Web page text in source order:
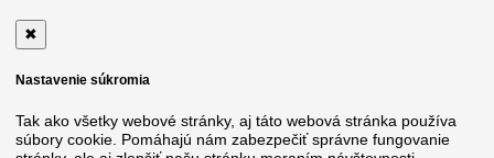
✖
Nastavenie súkromia
Tak ako všetky webové stránky, aj táto webová stránka používa
súbory cookie. Pomáhajú nám zabezpečiť správne fungovanie